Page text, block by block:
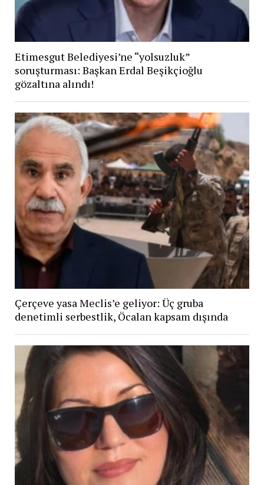
Etimesgut Belediyesi’ne “yolsuzluk”
soruşturması: Başkan Erdal Beşikçioğlu
gözaltına alındı!
Çerçeve yasa Meclis’e geliyor: Üç gruba
denetimli serbestlik, Öcalan kapsam dışında